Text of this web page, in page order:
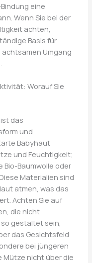
eine
Wenn Sie bei der
achten,
Basis für
Umgang
Worauf Sie
das
und
Babyhaut
und Feuchtigkeit;
Bio-Baumwolle oder
Materialien sind
atmen, was das
Achten Sie auf
die nicht
gestaltet sein,
das Gesichtsfeld
bei jüngeren
Mütze nicht über die